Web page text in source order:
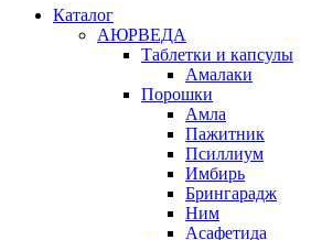
Каталог
АЮРВЕДА
Таблетки и капсулы
Амалаки
Порошки
Амла
Пажитник
Псиллиум
Имбирь
Брингарадж
Ним
Асафетида